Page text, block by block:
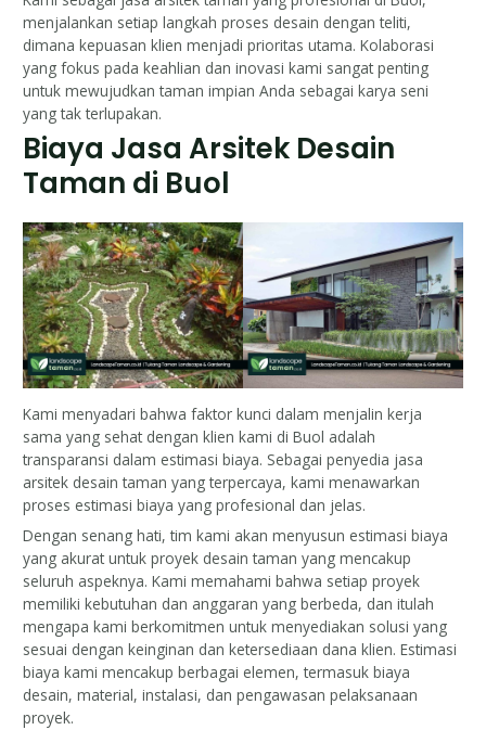
menjalankan setiap langkah proses desain dengan teliti,
dimana kepuasan klien menjadi prioritas utama. Kolaborasi
yang fokus pada keahlian dan inovasi kami sangat penting
untuk mewujudkan taman impian Anda sebagai karya seni
yang tak terlupakan.
Biaya Jasa Arsitek Desain
Taman di Buol
Kami menyadari bahwa faktor kunci dalam menjalin kerja
sama yang sehat dengan klien kami di Buol adalah
transparansi dalam estimasi biaya. Sebagai penyedia jasa
arsitek desain taman yang terpercaya, kami menawarkan
proses estimasi biaya yang profesional dan jelas.
Dengan senang hati, tim kami akan menyusun estimasi biaya
yang akurat untuk proyek desain taman yang mencakup
seluruh aspeknya. Kami memahami bahwa setiap proyek
memiliki kebutuhan dan anggaran yang berbeda, dan itulah
mengapa kami berkomitmen untuk menyediakan solusi yang
sesuai dengan keinginan dan ketersediaan dana klien. Estimasi
biaya kami mencakup berbagai elemen, termasuk biaya
desain, material, instalasi, dan pengawasan pelaksanaan
proyek.